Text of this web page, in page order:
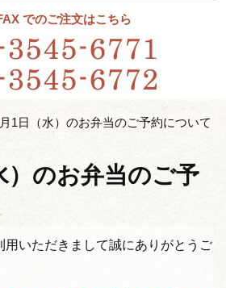
でのご注文はこちら
1日（水）のお弁当のご予約について
）のお弁当のご予
用いただきまして誠にありがとうご